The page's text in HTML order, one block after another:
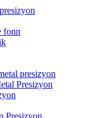
fonn
presizyon
Presizyon
Presizyon